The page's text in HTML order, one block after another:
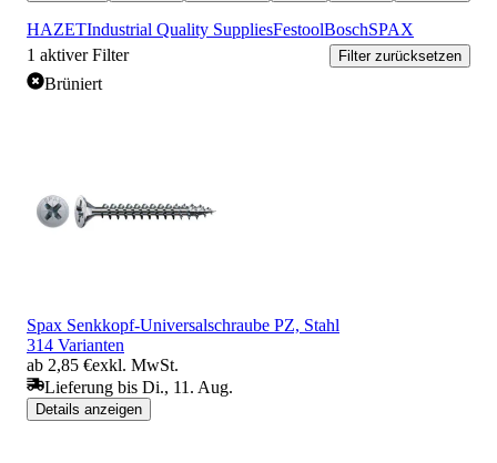
HAZETIndustrial Quality SuppliesFestoolBoschSPAX
1 aktiver Filter Filter zurücksetzen
Brüniert
Spax Senkkopf-Universalschraube PZ, Stahl
314 Varianten
ab 2,85 €exkl. MwSt.
Lieferung bis Di., 11. Aug.
Details anzeigen